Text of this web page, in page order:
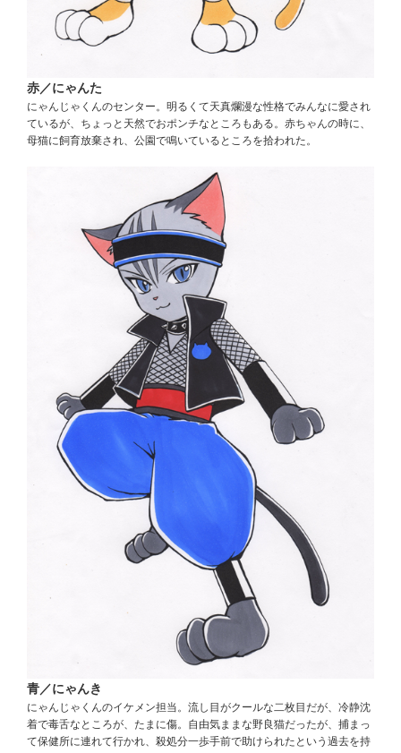
赤／にゃんた
にゃんじゃくんのセンター。明るくて天真爛漫な性格でみんなに愛され
ているが、ちょっと天然でおポンチなところもある。赤ちゃんの時に、
母猫に飼育放棄され、公園で鳴いているところを拾われた。
青／にゃんき
にゃんじゃくんのイケメン担当。流し目がクールな二枚目だが、冷静沈
着で毒舌なところが、たまに傷。自由気ままな野良猫だったが、捕まっ
て保健所に連れて行かれ、殺処分一歩手前で助けられたという過去を持